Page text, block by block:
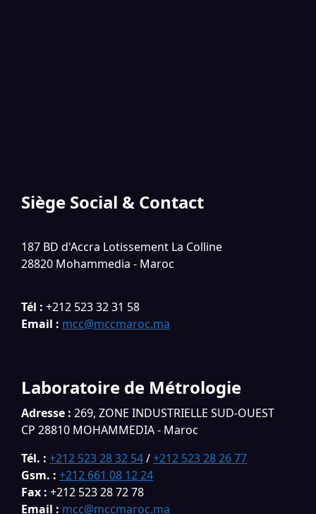
Siège Social & Contact
187 BD d'Accra Lotissement La Colline
28820 Mohammedia - Maroc
Tél : +212 523 32 31 58
Email : mcc@mccmaroc.ma
Laboratoire de Métrologie
Adresse : 269, ZONE INDUSTRIELLE SUD-OUEST
CP 28810 MOHAMMEDIA - Maroc
Tél. : +212 523 28 32 54/+212 523 28 26 77
Gsm. : +212 661 08 12 24
Fax : +212 523 28 72 78
Email : mcc@mccmaroc.ma